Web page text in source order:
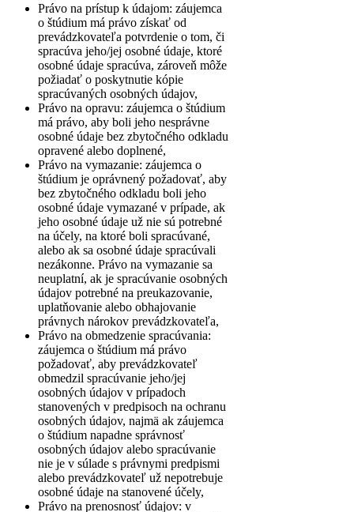
Právo na prístup k údajom: záujemca
o štúdium má právo získať od
prevádzkovateľa potvrdenie o tom, či
spracúva jeho/jej osobné údaje, ktoré
osobné údaje spracúva, zároveň môže
požiadať o poskytnutie kópie
spracúvaných osobných údajov,
Právo na opravu: záujemca o štúdium
má právo, aby boli jeho nesprávne
osobné údaje bez zbytočného odkladu
opravené alebo doplnené,
Právo na vymazanie: záujemca o
štúdium je oprávnený požadovať, aby
bez zbytočného odkladu boli jeho
osobné údaje vymazané v prípade, ak
jeho osobné údaje už nie sú potrebné
na účely, na ktoré boli spracúvané,
alebo ak sa osobné údaje spracúvali
nezákonne. Právo na vymazanie sa
neuplatní, ak je spracúvanie osobných
údajov potrebné na preukazovanie,
uplatňovanie alebo obhajovanie
právnych nárokov prevádzkovateľa,
Právo na obmedzenie spracúvania:
záujemca o štúdium má právo
požadovať, aby prevádzkovateľ
obmedzil spracúvanie jeho/jej
osobných údajov v prípadoch
stanovených v predpisoch na ochranu
osobných údajov, najmä ak záujemca
o štúdium napadne správnosť
osobných údajov alebo spracúvanie
nie je v súlade s právnymi predpismi
alebo prevádzkovateľ už nepotrebuje
osobné údaje na stanovené účely,
Právo na prenosnosť údajov: v